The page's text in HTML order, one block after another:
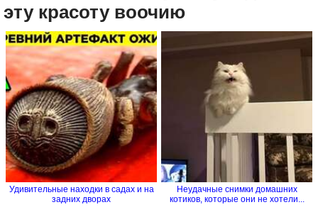
эту красоту воочию
Удивительные находки в садах и на
задних дворах
Неудачные снимки домашних
котиков, которые они не хотели...